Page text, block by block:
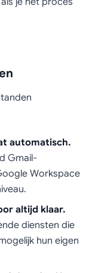
automatisch.
Gmail-
Workspace
altijd klaar.
diensten die
hun eigen